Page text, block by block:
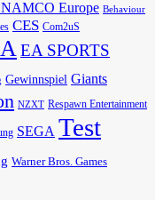
Europe Behaviour
CES Com2uS
EA SPORTS
Gewinnspiel Giants
NZXT Respawn Entertainment
SEGA Test
Warner Bros. Games